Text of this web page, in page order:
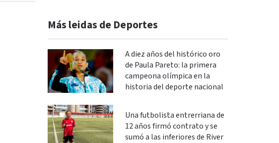
Más leidas de Deportes
A diez años del histórico oro
de Paula Pareto: la primera
campeona olímpica en la
historia del deporte nacional
Una futbolista entrerriana de
12 años firmó contrato y se
sumó a las inferiores de River